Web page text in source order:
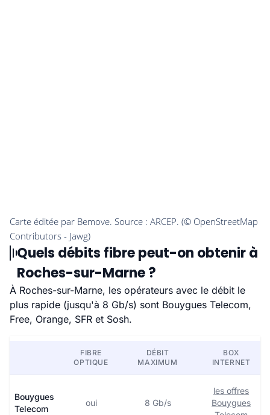
Quels débits fibre peut-on obtenir à
Roches-sur-Marne ?
À Roches-sur-Marne, les opérateurs avec le débit le
plus rapide (jusqu'à 8 Gb/s) sont Bouygues Telecom,
Free, Orange, SFR et Sosh.
FIBRE
OPTIQUE
DÉBIT
MAXIMUM
BOX
INTERNET
Bouygues
Telecom
oui 8 Gb/s
les offres
Bouygues